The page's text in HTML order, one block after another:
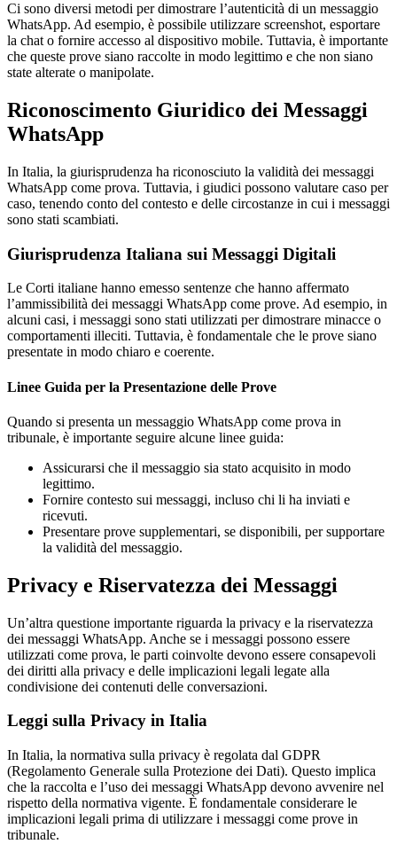
Ci sono diversi metodi per dimostrare l’autenticità di un messaggio
WhatsApp. Ad esempio, è possibile utilizzare screenshot, esportare
la chat o fornire accesso al dispositivo mobile. Tuttavia, è importante
che queste prove siano raccolte in modo legittimo e che non siano
state alterate o manipolate.
Riconoscimento Giuridico dei Messaggi
WhatsApp
In Italia, la giurisprudenza ha riconosciuto la validità dei messaggi
WhatsApp come prova. Tuttavia, i giudici possono valutare caso per
caso, tenendo conto del contesto e delle circostanze in cui i messaggi
sono stati scambiati.
Giurisprudenza Italiana sui Messaggi Digitali
Le Corti italiane hanno emesso sentenze che hanno affermato
l’ammissibilità dei messaggi WhatsApp come prove. Ad esempio, in
alcuni casi, i messaggi sono stati utilizzati per dimostrare minacce o
comportamenti illeciti. Tuttavia, è fondamentale che le prove siano
presentate in modo chiaro e coerente.
Linee Guida per la Presentazione delle Prove
Quando si presenta un messaggio WhatsApp come prova in
tribunale, è importante seguire alcune linee guida:
Assicurarsi che il messaggio sia stato acquisito in modo
legittimo.
Fornire contesto sui messaggi, incluso chi li ha inviati e
ricevuti.
Presentare prove supplementari, se disponibili, per supportare
la validità del messaggio.
Privacy e Riservatezza dei Messaggi
Un’altra questione importante riguarda la privacy e la riservatezza
dei messaggi WhatsApp. Anche se i messaggi possono essere
utilizzati come prova, le parti coinvolte devono essere consapevoli
dei diritti alla privacy e delle implicazioni legali legate alla
condivisione dei contenuti delle conversazioni.
Leggi sulla Privacy in Italia
In Italia, la normativa sulla privacy è regolata dal GDPR
(Regolamento Generale sulla Protezione dei Dati). Questo implica
che la raccolta e l’uso dei messaggi WhatsApp devono avvenire nel
rispetto della normativa vigente. È fondamentale considerare le
implicazioni legali prima di utilizzare i messaggi come prove in
tribunale.